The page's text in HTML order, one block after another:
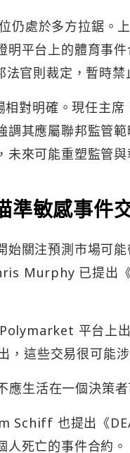
仍處於多方拉鋸。
明平台上的體育事
法官則裁定，暫時
相對明確。現任主
調其應屬聯邦監管
來可能重塑監管與
準敏感事件
始關注預測市場可
Murphy 已提出
平台上
這些交易很可能
應生活在一個決策
Schiff 也提出《
死亡的事件合約。